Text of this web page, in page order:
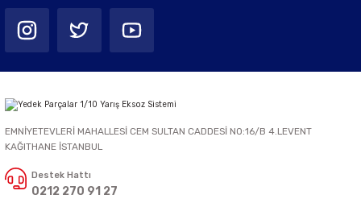
EMNİYETEVLERİ MAHALLESİ CEM SULTAN CADDESİ NO:16/B 4.LEVENT
KAĞITHANE İSTANBUL
Destek Hattı
0212 270 91 27